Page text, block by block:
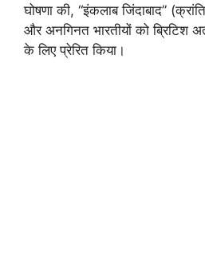
घोषणा की, “इंकलाब जिंदाबाद”
और अनगिनत भारतीयों को ब्रिटिश
के लिए प्रेरित किया।